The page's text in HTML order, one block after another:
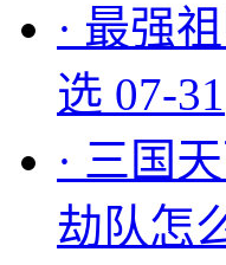
· 最强
选 07-31
· 三国
劫队怎